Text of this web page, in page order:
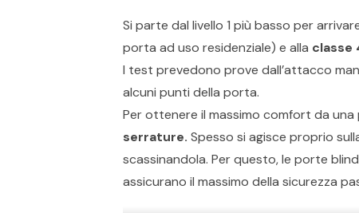
Si parte dal livello 1 più basso per
porta ad uso residenziale) e alla classe
I test prevedono prove dall’attacco
alcuni punti della porta.
Per ottenere il massimo comfort da
serrature. Spesso si agisce proprio
scassinandola. Per questo, le porte
assicurano il massimo della sicurezza